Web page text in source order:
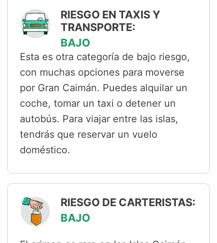
RIESGO EN TAXIS Y
TRANSPORTE:
BAJO
Esta es otra categoría de bajo riesgo,
con muchas opciones para moverse
por Gran Caimán. Puedes alquilar un
coche, tomar un taxi o detener un
autobús. Para viajar entre las islas,
tendrás que reservar un vuelo
doméstico.
RIESGO DE CARTERISTAS:
BAJO